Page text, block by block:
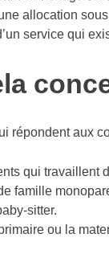
allocation
service qui
répondent aux
qui travaillent
de famille
sitter.
primaire ou la